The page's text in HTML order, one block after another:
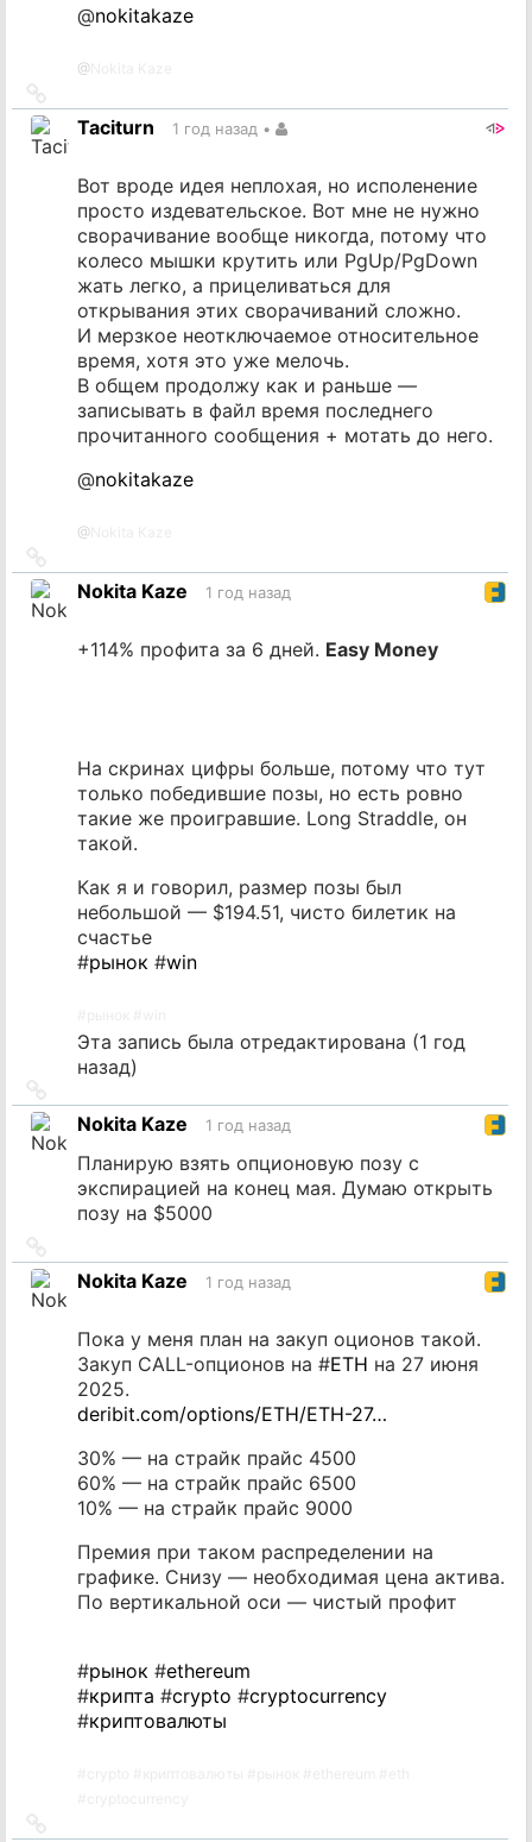
@nokitakaze
@
на
источник
Taciturn 1 год назад •
Вот вроде идея неплохая, но исполенение
просто издевательское. Вот мне не нужно
сворачивание вообще никогда, потому что
колесо мышки крутить или PgUp/PgDown
жать легко, а прицеливаться для
открывания этих сворачиваний сложно.
И мерзкое неотключаемое относительное
время, хотя это уже мелочь.
В общем продолжу как и раньше —
записывать в файл время последнего
прочитанного сообщения + мотать до него.
@nokitakaze
@
на
источник
Nokita Kaze 1 год назад
+114% профита за 6 дней. Easy Money
На скринах цифры больше, потому что тут
только победившие позы, но есть ровно
такие же проигравшие. Long Straddle, он
такой.
Как я и говорил, размер позы был
небольшой — $194.51, чисто билетик на
счастье
#рынок #win
Эта запись была отредактирована (1 год
назад)
на
источник
Nokita Kaze 1 год назад
Планирую взять опционовую позу с
экспирацией на конец мая. Думаю открыть
позу на $5000
на
источник
Nokita Kaze 1 год назад
Пока у меня план на закуп оционов такой.
Закуп CALL-опционов на #ETH на 27 июня
2025.
deribit.com/options/ETH/ETH-27…
30% — на страйк прайс 4500
60% — на страйк прайс 6500
10% — на страйк прайс 9000
Премия при таком распределении на
графике. Снизу — необходимая цена актива.
По вертикальной оси — чистый профит
#рынок #ethereum
#крипта #crypto #cryptocurrency
#криптовалюты